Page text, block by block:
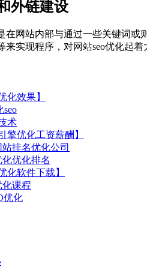
外链建设
在网站内部与通过一些关键词
实现程序，对网站seo优化起
化效果】
术
擎优化工资薪酬】
站排名优化公司
化优化排名
化软件下载】
化课程
优化